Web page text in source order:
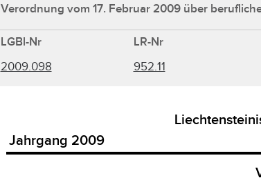
Verordnung vom 17. Februar 2009 über
LGBl-Nr LR-Nr
2009.098
952.11